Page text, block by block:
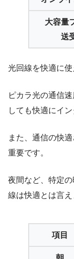
大容量
送
光回線を快適に
ピカラ光の通信
しても快適にイ
また、通信の快適
重要です。
夜間など、特定
線は快適とは言え
項目